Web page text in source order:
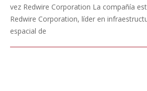
vez Redwire Corporation La compañía
Redwire Corporation, líder en
espacial de